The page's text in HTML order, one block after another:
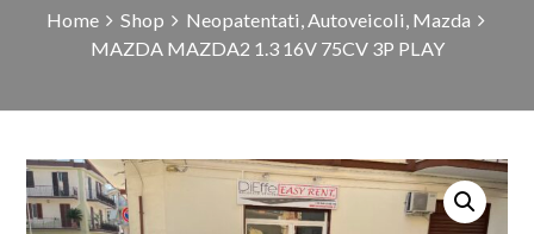
Home Shop Neopatentati,Autoveicoli, Mazda
MAZDA MAZDA2 1.3 16V 75CV 3P PLAY